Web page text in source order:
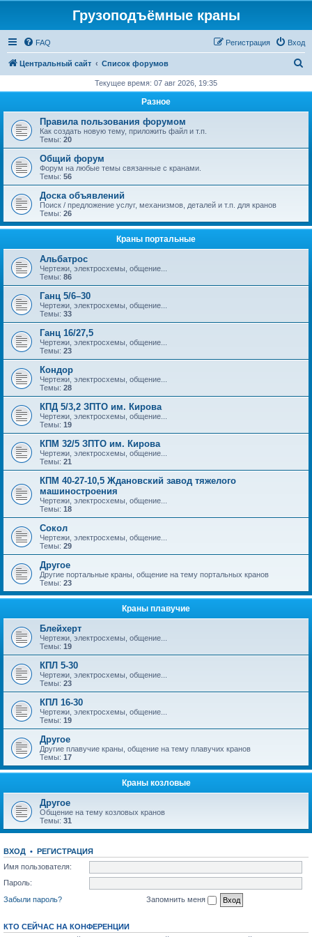
Грузоподъёмные краны
FAQ Вход
Регистрация
Центральный сайт Список форумов
с
Текущее время: 07 авг 2026, 19:35
Разное
Правила пользования форумом
Как создать новую тему, приложить файл и т.п.
Темы: 20
Общий форум
Форум на любые темы связанные с кранами.
Темы: 56
Доска объявлений
Поиск / предложение услуг, механизмов, деталей и т.п. для кранов
Темы: 26
Краны портальные
Альбатрос
Чертежи, электросхемы, общение...
Темы: 86
Ганц 5/6–30
Чертежи, электросхемы, общение...
Темы: 33
Ганц 16/27,5
Чертежи, электросхемы, общение...
Темы: 23
Кондор
Чертежи, электросхемы, общение...
Темы: 28
КПД 5/3,2 ЗПТО им. Кирова
Чертежи, электросхемы, общение...
Темы: 19
КПМ 32/5 ЗПТО им. Кирова
Чертежи, электросхемы, общение...
Темы: 21
КПМ 40-27-10,5 Ждановский завод тяжелого
машиностроения
Чертежи, электросхемы, общение...
Темы: 18
Сокол
Чертежи, электросхемы, общение...
Темы: 29
Другое
Другие портальные краны, общение на тему портальных кранов
Темы: 23
Краны плавучие
Блейхерт
Чертежи, электросхемы, общение...
Темы: 19
КПЛ 5-30
Чертежи, электросхемы, общение...
Темы: 23
КПЛ 16-30
Чертежи, электросхемы, общение...
Темы: 19
Другое
Другие плавучие краны, общение на тему плавучих кранов
Темы: 17
Краны козловые
Другое
Общение на тему козловых кранов
Темы: 31
ВХОД • РЕГИСТРАЦИЯ
Имя пользователя:
Пароль:
Забыли пароль?
Запомнить меня
КТО СЕЙЧАС НА КОНФЕРЕНЦИИ